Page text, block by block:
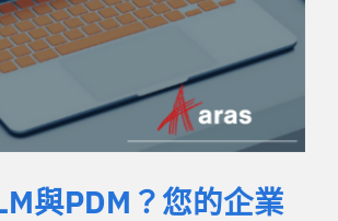
與PDM？您的企業